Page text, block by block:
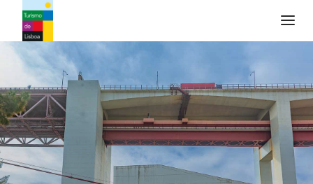
Turismo de Lisboa Logo